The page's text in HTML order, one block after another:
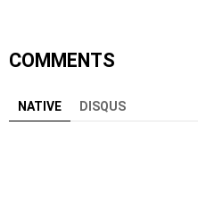
COMMENTS
NATIVE DISQUS